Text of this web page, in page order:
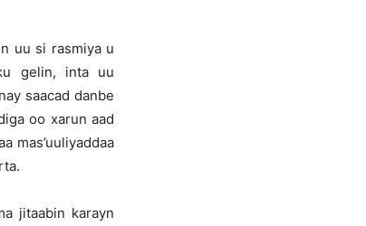
uu si rasmiya u
gelin, inta uu
saacad danbe
oo xarun aad
mas’uuliyaddaa
jitaabin karayn